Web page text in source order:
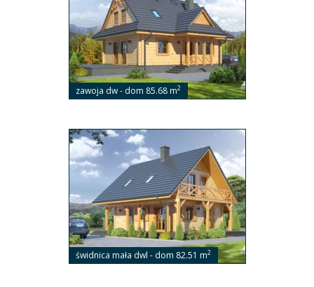
zawoja dw - dom 85.68 m2
świdnica mała dwl - dom 82.51 m2